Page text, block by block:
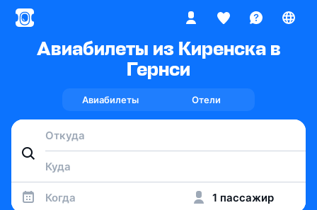
Авиабилеты из Киренска в
Гернси
Авиабилеты Отели
Когда 1 пассажир